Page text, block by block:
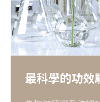
最科學的功效